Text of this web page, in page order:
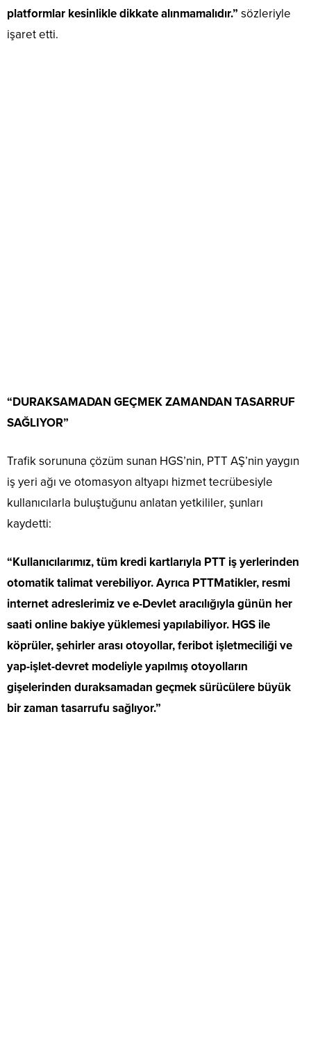
platformlar kesinlikle dikkate alınmamalıdır.” sözleriyle
işaret etti.
“DURAKSAMADAN GEÇMEK ZAMANDAN TASARRUF
SAĞLIYOR”
Trafik sorununa çözüm sunan HGS’nin, PTT AŞ’nin yaygın
iş yeri ağı ve otomasyon altyapı hizmet tecrübesiyle
kullanıcılarla buluştuğunu anlatan yetkililer, şunları
kaydetti:
“Kullanıcılarımız, tüm kredi kartlarıyla PTT iş yerlerinden
otomatik talimat verebiliyor. Ayrıca PTTMatikler, resmi
internet adreslerimiz ve e-Devlet aracılığıyla günün her
saati online bakiye yüklemesi yapılabiliyor. HGS ile
köprüler, şehirler arası otoyollar, feribot işletmeciliği ve
yap-işlet-devret modeliyle yapılmış otoyolların
gişelerinden duraksamadan geçmek sürücülere büyük
bir zaman tasarrufu sağlıyor.”